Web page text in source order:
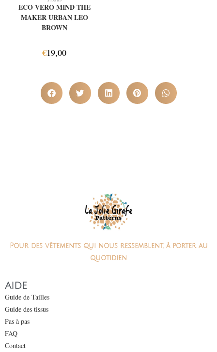
ECO VERO MIND THE
MAKER URBAN LEO
BROWN
€19,00
Pour des vêtements qui nous ressemblent, à porter au
quotidien
AIDE
Guide de Tailles
Guide des tissus
Pas à pas
FAQ
Contact